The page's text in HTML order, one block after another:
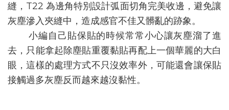
縫，T22 為邊角特別設計弧面切角完美收邊，避免讓
灰塵滲入夾縫中，造成感官不佳又髒亂的跡象。
小編自己貼保貼的時候常常小心讓灰塵溜了進
去，只能拿起除塵貼重覆黏貼再配上一個華麗的大白
眼，這樣的處理方式不只沒效率外，可能還會讓保貼
接觸過多灰塵反而越來越沒黏性。